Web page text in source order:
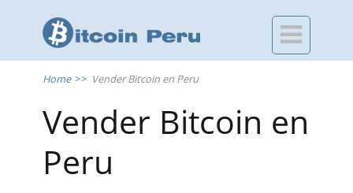

Home >> Vender Bitcoin en Peru
Vender Bitcoin en
Peru